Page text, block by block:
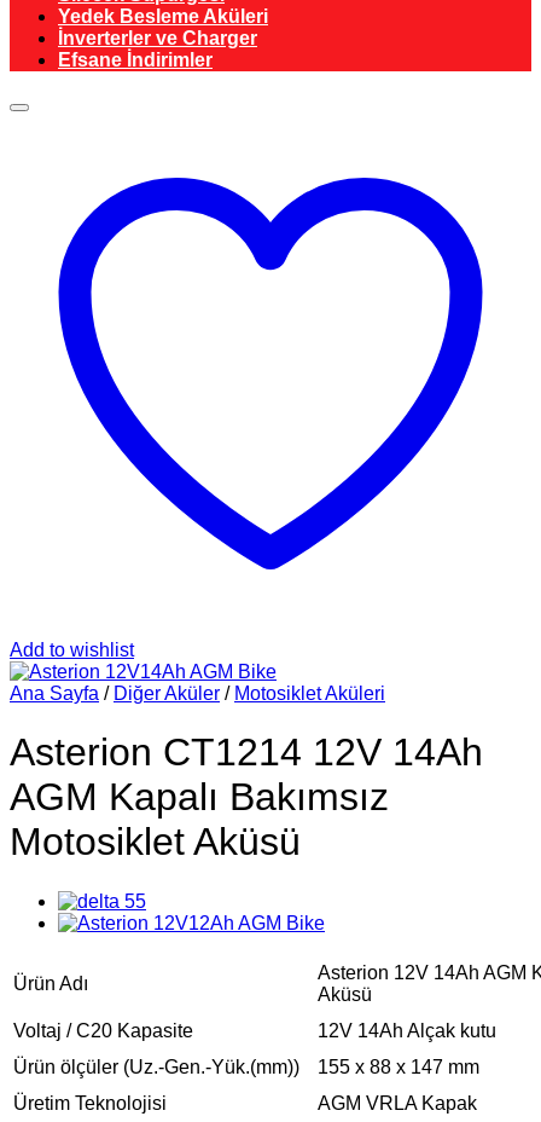
Yedek Besleme Aküleri
İnverterler ve Charger
Efsane İndirimler
Add to wishlist
Ana Sayfa / Diğer Aküler / Motosiklet Aküleri
Asterion CT1214 12V 14Ah
AGM Kapalı Bakımsız
Motosiklet Aküsü
Ürün Adı
Asterion 12V 14Ah AGM
Aküsü
Voltaj / C20 Kapasite
12V 14Ah Alçak kutu
Ürün ölçüler (Uz.-Gen.-Yük.(mm))
155 x 88 x 147 mm
Üretim Teknolojisi
AGM VRLA Kapak